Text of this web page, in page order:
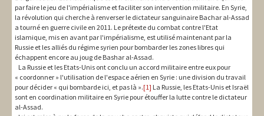
par faire le jeu de l'impérialisme et faciliter son intervention militaire. En Syrie,
la révolution qui cherche à renverser le dictateur sanguinaire Bachar al-Assad
a tourné en guerre civile en 2011. Le prétexte du combat contre l'Etat
islamique, mis en avant par l'impérialisme, est utilisé maintenant par la
Russie et les alliés du régime syrien pour bombarder les zones libres qui
échappent encore au joug de Bashar al-Assad.
La Russie et les Etats-Unis ont conclu un accord militaire entre eux pour
« coordonner » l'utilisation de l'espace aérien en Syrie : une division du travail
pour décider « qui bombarde ici, et pas là ».[1] La Russie, les Etats-Unis et Israël
sont en coordination militaire en Syrie pour étouffer la lutte contre le dictateur
al-Assad.